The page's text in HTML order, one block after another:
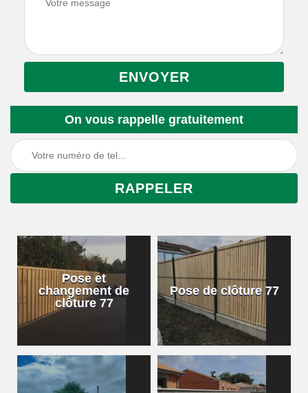
On vous rappelle gratuitement
Pose et
changement de
clôture 77
Pose de clôture 77